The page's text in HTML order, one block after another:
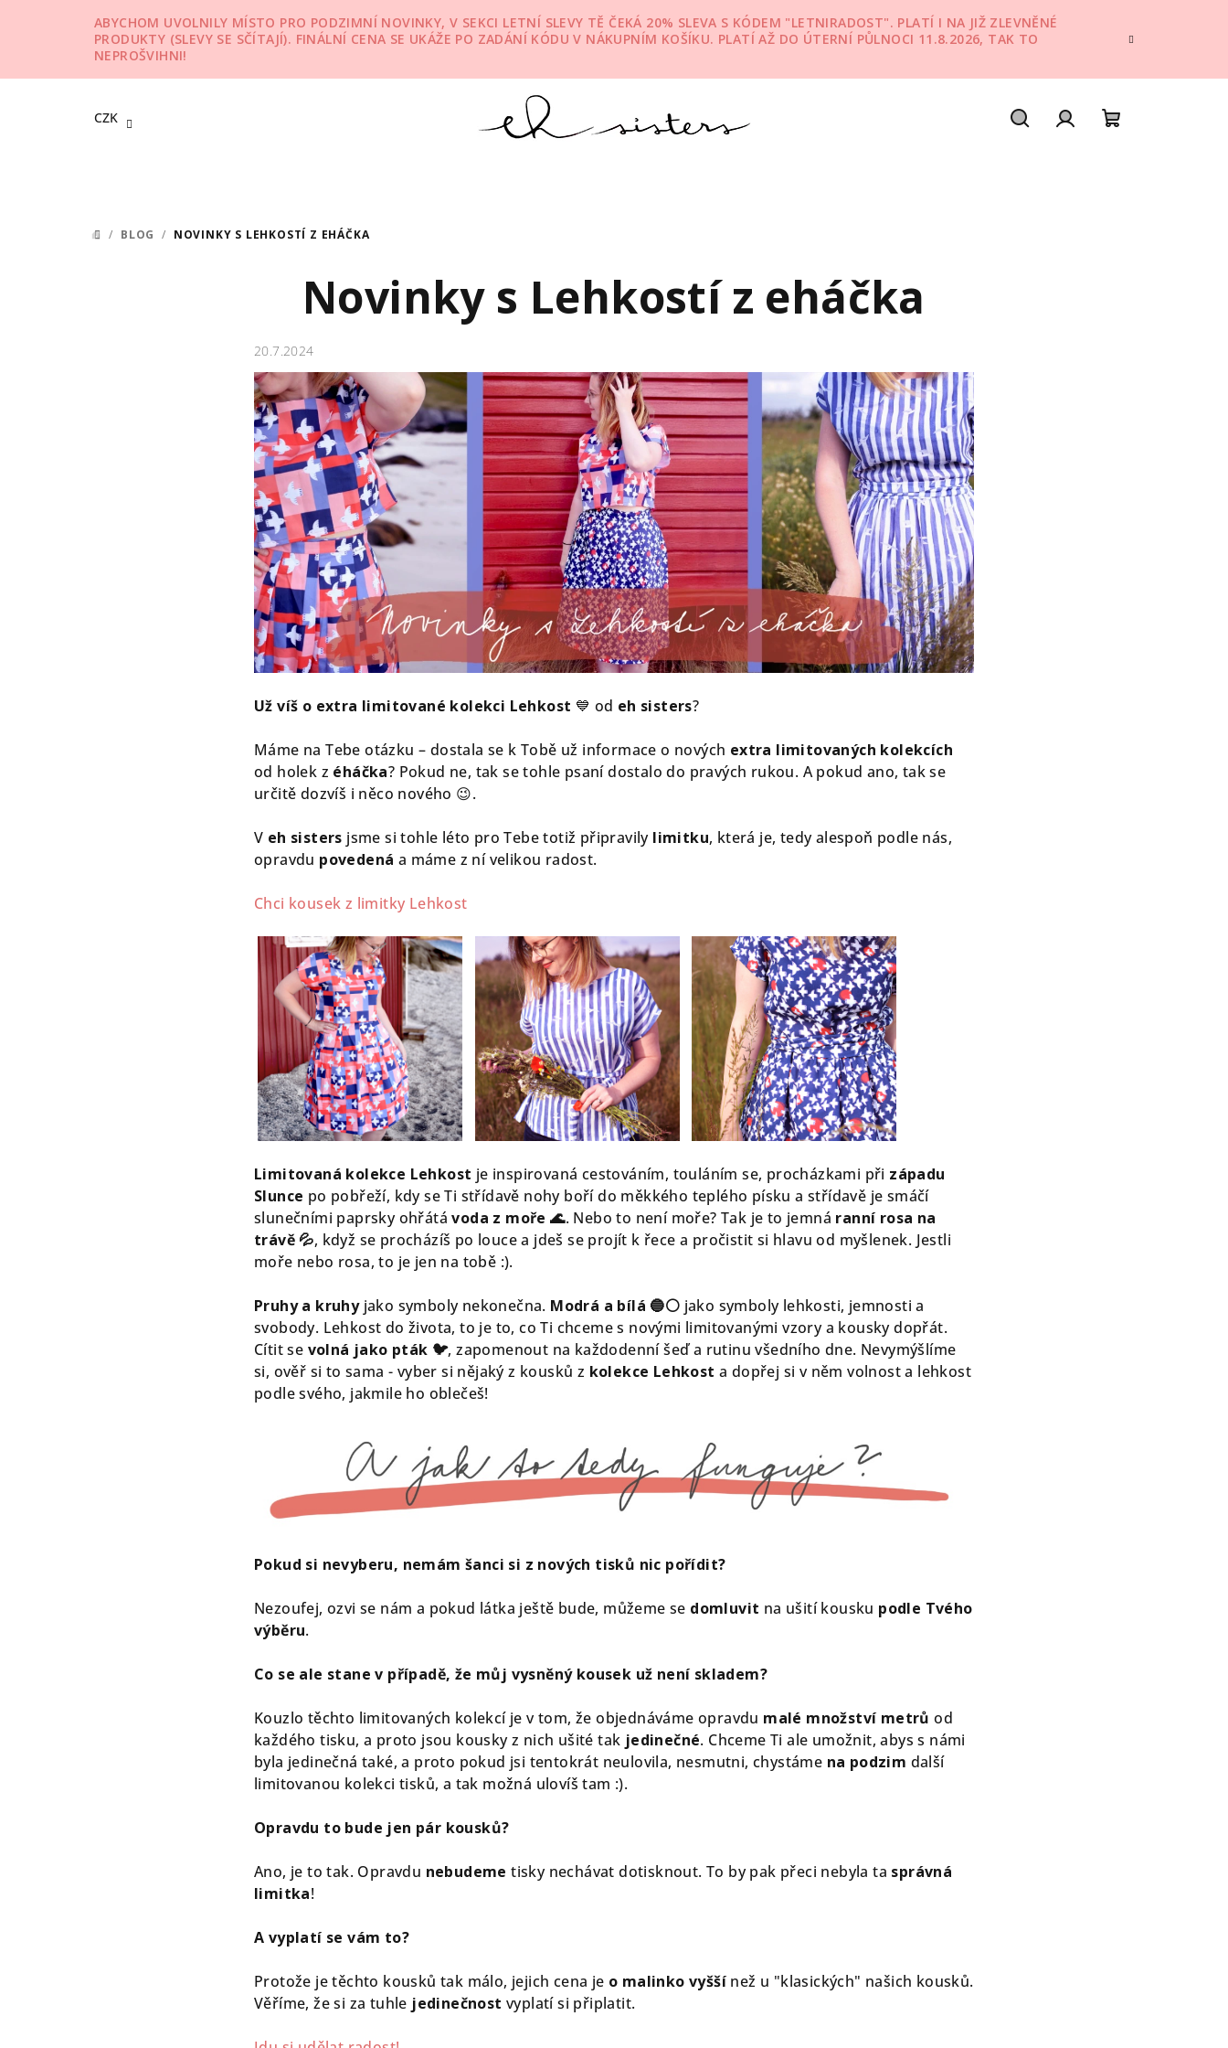
ABYCHOM UVOLNILY MÍSTO PRO PODZIMNÍ NOVINKY, V SEKCI LETNÍ SLEVY TĚ ČEKÁ 20% SLEVA S KÓDEM "LETNIRADOST". PLATÍ I NA JIŽ ZLEVNĚNÉ
PRODUKTY (SLEVY SE SČÍTAJÍ). FINÁLNÍ CENA SE UKÁŽE PO ZADÁNÍ KÓDU V NÁKUPNÍM KOŠÍKU. PLATÍ AŽ DO ÚTERNÍ PŮLNOCI 11.8.2026, TAK TO
NEPROŠVIHNI!
CZK
DOMŮ
/ BLOG / NOVINKY S LEHKOSTÍ Z EHÁČKA
Novinky s Lehkostí z eháčka
20.7.2024
Už víš o extra limitované kolekci Lehkost 💙 od eh sisters?
Máme na Tebe otázku – dostala se k Tobě už informace o nových extra limitovaných kolekcích
od holek z éháčka? Pokud ne, tak se tohle psaní dostalo do pravých rukou. A pokud ano, tak se
určitě dozvíš i něco nového 😉.
V eh sisters jsme si tohle léto pro Tebe totiž připravily limitku, která je, tedy alespoň podle nás,
opravdu povedená a máme z ní velikou radost.
Chci kousek z limitky Lehkost
Limitovaná kolekce Lehkost je inspirovaná cestováním, touláním se, procházkami při západu
Slunce po pobřeží, kdy se Ti střídavě nohy boří do měkkého teplého písku a střídavě je smáčí
slunečními paprsky ohřátávoda z moře 🌊. Nebo to není moře? Tak je to jemná ranní rosa na
trávě 💦, když se procházíš po louce a jdeš se projít k řece a pročistit si hlavu od myšlenek. Jestli
moře nebo rosa, to je jen na tobě :).
Pruhy a kruhy jako symboly nekonečna. Modrá a bílá 🔵⚪ jako symboly lehkosti, jemnosti a
svobody. Lehkost do života, to je to, co Ti chceme s novými limitovanými vzory a kousky dopřát.
Cítit se volná jako pták 🐦, zapomenout na každodenní šeď a rutinu všedního dne. Nevymýšlíme
si, ověř si to sama - vyber si nějaký z kousků z kolekce Lehkost a dopřej si v něm volnost a lehkost
podle svého, jakmile ho oblečeš!
Pokud si nevyberu, nemám šanci si z nových tisků nic pořídit?
Nezoufej, ozvi se nám a pokud látka ještě bude, můžeme se domluvit na ušití kousku podle Tvého
výběru.
Co se ale stane v případě, že můj vysněný kousek už není skladem?
Kouzlo těchto limitovaných kolekcí je v tom, že objednáváme opravdu malé množství metrů od
každého tisku, a proto jsou kousky z nich ušité tak jedinečné. Chceme Ti ale umožnit, abys s námi
byla jedinečná také, a proto pokud jsi tentokrát neulovila, nesmutni, chystáme na podzim další
limitovanou kolekci tisků, a tak možná ulovíš tam :).
Opravdu to bude jen pár kousků?
Ano, je to tak. Opravdu nebudeme tisky nechávat dotisknout. To by pak přeci nebyla ta správná
limitka!
A vyplatí se vám to?
Protože je těchto kousků tak málo, jejich cena je o malinko vyšší než u "klasických" našich kousků.
Věříme, že si za tuhle jedinečnost vyplatí si připlatit.